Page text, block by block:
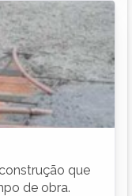
que
de obra.